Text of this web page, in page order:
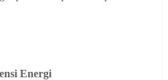
Energi